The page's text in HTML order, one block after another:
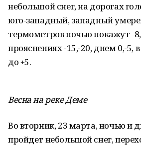
небольшой снег, на дорогах
юго-западный, западный
термометров ночью покажут -
прояснениях -15,-20, днем 0,-5,
до +5.
Весна на реке Деме
Во вторник, 23 марта, ночью и
пройдет небольшой снег,